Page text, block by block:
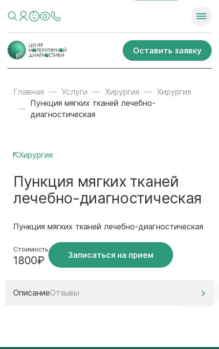
Оставить заявку
Главная Услуги Хирургия
Хирургия
Пункция мягких тканей лечебно-
диагностическая
Хирургия
Пункция мягких тканей
лечебно-диагностическая
Пункция мягких тканей лечебно-диагностическая
Стоимость
1800₽ Записаться на прием
ОписаниеОтзывы